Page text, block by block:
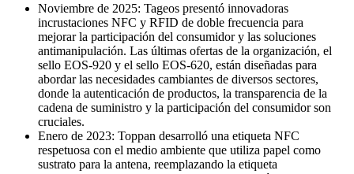
Noviembre de 2025: Tageos presentó innovadoras
incrustaciones NFC y RFID de doble frecuencia para
mejorar la participación del consumidor y las soluciones
antimanipulación. Las últimas ofertas de la organización, el
sello EOS-920 y el sello EOS-620, están diseñadas para
abordar las necesidades cambiantes de diversos sectores,
donde la autenticación de productos, la transparencia de la
cadena de suministro y la participación del consumidor son
cruciales.
Enero de 2023: Toppan desarrolló una etiqueta NFC
respetuosa con el medio ambiente que utiliza papel como
sustrato para la antena, reemplazando la etiqueta